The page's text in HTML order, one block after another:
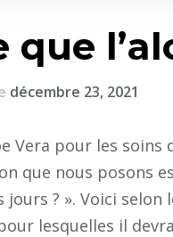
que
décembre 23, 2021
Vera pour les
que nous posons
? ». Voici selon
lesquelles il